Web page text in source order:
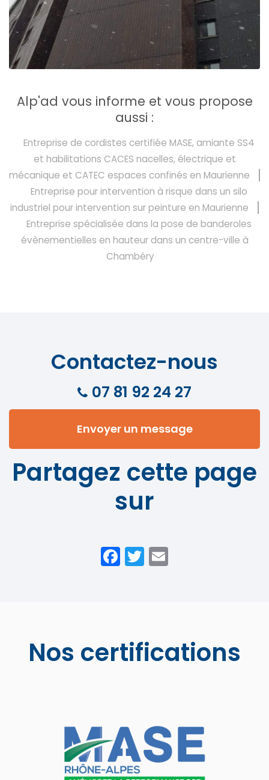
Alp'ad vous informe et vous propose
aussi :
Entreprise de cordistes certifiée MASE, amiante SS4
et habilitations CACES nacelles, électrique et
mécanique et CATEC espaces confinés en Maurienne
Entreprise pour intervention à risque dans un silo
industriel pour intervention sur peinture en Maurienne
Entreprise spécialisée dans la pose de banderoles
évènementielles en hauteur dans un centre-ville à
Chambéry
Contactez-nous
07 81 92 24 27
Envoyer un message
Partagez cette page
sur
Facebook
Twitter
Nos certifications